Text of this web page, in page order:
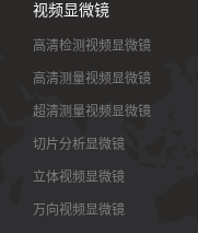
视频显微镜
高清检测视频显微镜
高清测量视频显微镜
超清测量视频显微镜
切片分析显微镜
立体视频显微镜
万向视频显微镜